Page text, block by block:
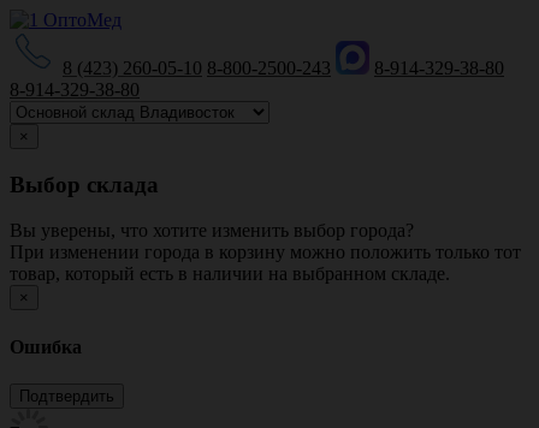
8 (423) 260-05-10 8-800-2500-243
8-914-329-38-80
8-914-329-38-80
×
Выбор склада
Вы уверены, что хотите изменить выбор города?
При изменении города в корзину можно положить только тот
товар, который есть в наличии на выбранном складе.
×
Ошибка